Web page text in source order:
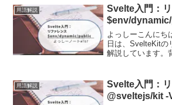
備忘として残しま
公...
用語解説
Svelte入門：
$env/
よっしーこんにち
日は、SvelteKitの
解説しています。
に残しました。
用語解説
Svelte入門：
@sveltejs/kit -